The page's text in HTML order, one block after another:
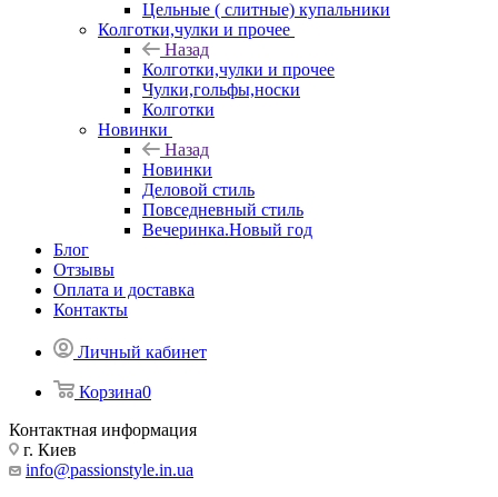
Цельные ( слитные) купальники
Колготки,чулки и прочее
Назад
Колготки,чулки и прочее
Чулки,гольфы,носки
Колготки
Новинки
Назад
Новинки
Деловой стиль
Повседневный стиль
Вечеринка.Новый год
Блог
Отзывы
Оплата и доставка
Контакты
Личный кабинет
Корзина0
Контактная информация
г. Киев
info@passionstyle.in.ua